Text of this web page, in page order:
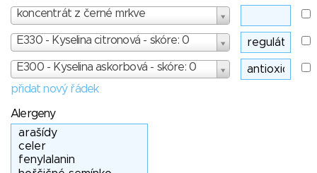
koncentrát z černé mrkve
E330 - Kyselina citronová - skóre: 0
E300 - Kyselina askorbová - skóre: 0
přidat nový řádek
Alergeny